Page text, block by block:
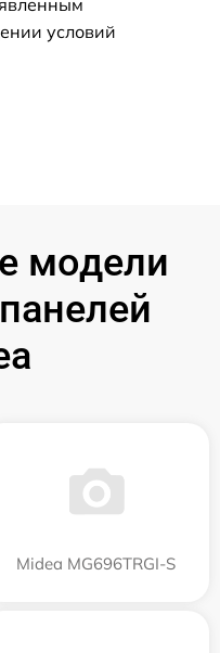
условий
модели
Midea MG696TRGI-S